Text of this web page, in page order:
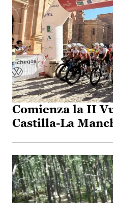
Comienza la II
Castilla-La